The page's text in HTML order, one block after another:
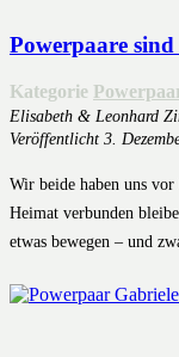
Powerpaare
Kategorie
Elisabeth & Leonhard
Veröffentlicht 3.
Wir beide haben uns
Heimat verbunden
etwas bewegen – und